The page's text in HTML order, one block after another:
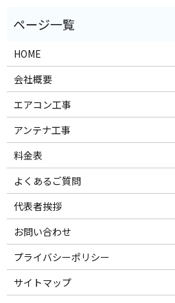
HOME
会社概要
エアコン工事
アンテナ工事
料金表
よくあるご質問
代表者挨拶
お問い合わせ
プライバシーポリシー
サイトマップ